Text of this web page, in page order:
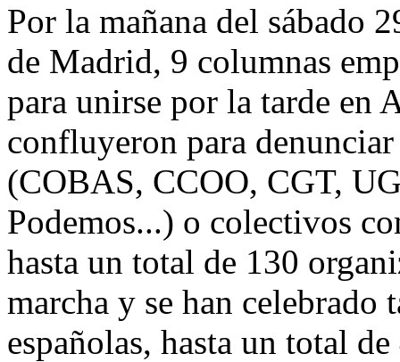
Por la mañana del sábado
de Madrid, 9 columnas
para unirse por la tarde en
confluyeron para
(COBAS, CCOO, CGT,
Podemos...) o colectivos
hasta un total de 130
marcha y se han celebrado
españolas, hasta un total